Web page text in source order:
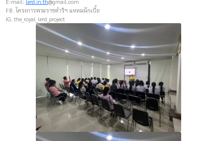
FB. โครงการพระราชดำริฯ แหลมผักเบี้ย
IG. the_royal_lerd_project